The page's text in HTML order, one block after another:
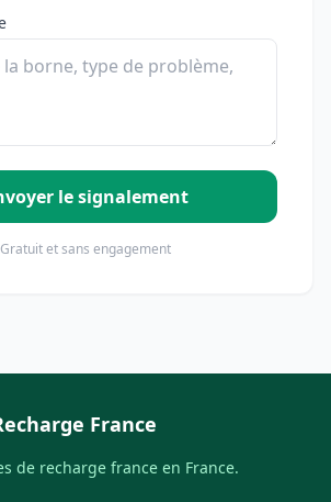
le signalement
Gratuit et sans engagement
France
de recharge france en France.